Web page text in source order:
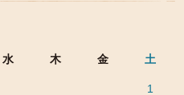
水 木 金 土
1